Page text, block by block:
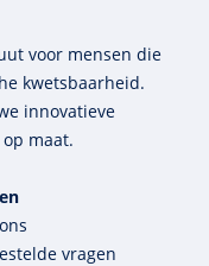
voor mensen die
kwets­baar­heid.
innova­tieve
maat.
vragen